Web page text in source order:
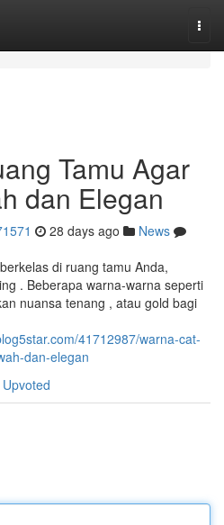
Tamu Agar
dan Elegan
28 days ago
News
di ruang tamu Anda,
. Beberapa warna-warna seperti
nuansa tenang , atau gold bagi
41712987/warna-cat-
dan-elegan